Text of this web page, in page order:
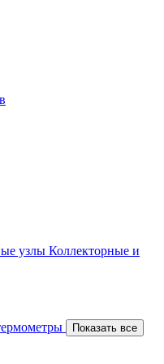
узлы Коллекторные и
Показать все